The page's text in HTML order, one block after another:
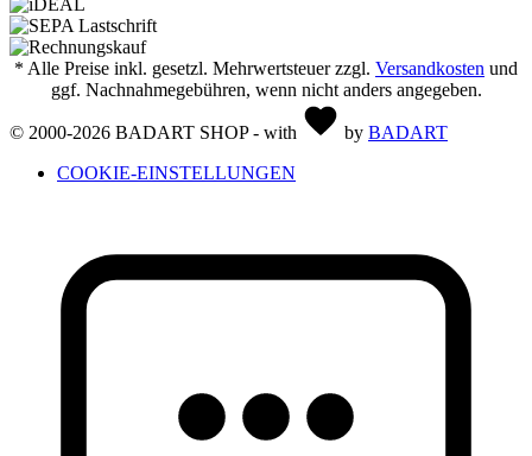
* Alle Preise inkl. gesetzl. Mehrwertsteuer zzgl. Versandkosten und
ggf. Nachnahmegebühren, wenn nicht anders angegeben.
© 2000-2026 BADART SHOP - with by BADART
COOKIE-EINSTELLUNGEN